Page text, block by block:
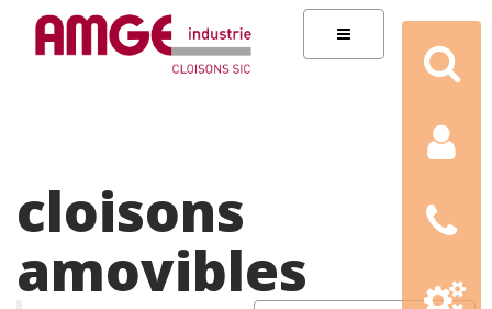
cloisons
amovibles
3D